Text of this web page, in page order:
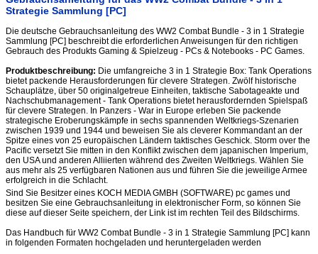
Strategie Sammlung [PC]
Die deutsche Gebrauchsanleitung des WW2 Combat Bundle - 3 in 1 Strategie
Sammlung [PC] beschreibt die erforderlichen Anweisungen für den richtigen
Gebrauch des Produkts Gaming & Spielzeug - PCs & Notebooks - PC Games.
Produktbeschreibung: Die umfangreiche 3 in 1 Strategie Box: Tank Operations
bietet packende Herausforderungen für clevere Strategen. Zwölf historische
Schauplätze, über 50 originalgetreue Einheiten, taktische Sabotageakte und
Nachschubmanagement - Tank Operations bietet herausfordernden Spielspaß
für clevere Strategen. In Panzers - War in Europe erleben Sie packende
strategische Eroberungskämpfe in sechs spannenden Weltkriegs-Szenarien
zwischen 1939 und 1944 und beweisen Sie als cleverer Kommandant an der
Spitze eines von 25 europäischen Ländern taktisches Geschick. Storm over the
Pacific versetzt Sie mitten in den Konflikt zwischen dem japanischen Imperium,
den USA und anderen Alliierten während des Zweiten Weltkriegs. Wählen Sie
aus mehr als 25 verfügbaren Nationen aus und führen Sie die jeweilige Armee
erfolgreich in die Schlacht.
Sind Sie Besitzer eines KOCH MEDIA GMBH (SOFTWARE) pc games und
besitzen Sie eine Gebrauchsanleitung in elektronischer Form, so können Sie
diese auf dieser Seite speichern, der Link ist im rechten Teil des Bildschirms.
Das Handbuch für WW2 Combat Bundle - 3 in 1 Strategie Sammlung [PC] kann
in folgenden Formaten hochgeladen und heruntergeladen werden